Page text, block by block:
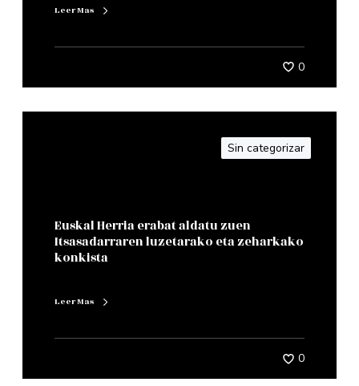
Leer Mas
0
Sin categorizar
Euskal Herria erabat aldatu zuen
Itsasadarraren luzetarako eta zeharkako
konkista
Leer Mas
0